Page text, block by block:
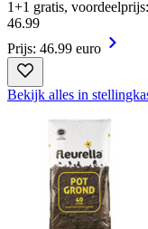
1+1 gratis,
46.99
Prijs: 46.99 euro
Bekijk alles in